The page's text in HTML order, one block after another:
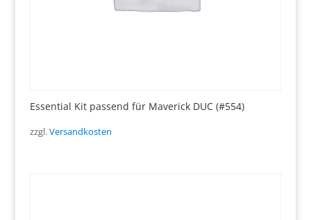
Essential Kit passend für Maverick DUC (#554)
zzgl.Versandkosten